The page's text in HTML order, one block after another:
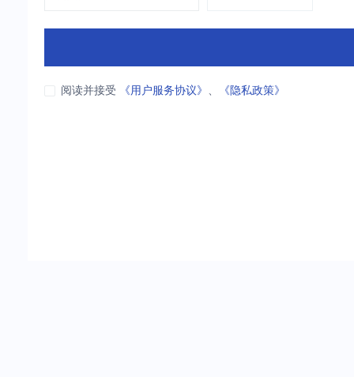
阅读并接受 《用户服务协议》 、 《隐私政策》